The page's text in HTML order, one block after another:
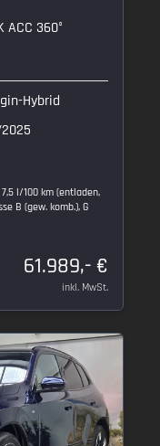
ACC 360°
Hybrid
l/100 km (entladen,
B (gew. komb.), G
61.989,- €
inkl. MwSt.